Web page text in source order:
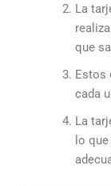
La
que
Estos
cada
La
lo